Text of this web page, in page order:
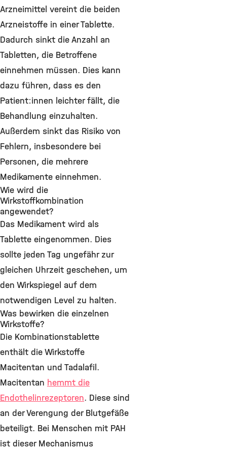
Arzneimittel vereint die beiden
Arzneistoffe in einer Tablette.
Dadurch sinkt die Anzahl an
Tabletten, die Betroffene
einnehmen müssen. Dies kann
dazu führen, dass es den
Patient:innen leichter fällt, die
Behandlung einzuhalten.
Außerdem sinkt das Risiko von
Fehlern, insbesondere bei
Personen, die mehrere
Medikamente einnehmen.
Wie wird die
Wirkstoffkombination
angewendet?
Das Medikament wird als
Tablette eingenommen. Dies
sollte jeden Tag ungefähr zur
gleichen Uhrzeit geschehen, um
den Wirkspiegel auf dem
notwendigen Level zu halten.
Was bewirken die einzelnen
Wirkstoffe?
Die Kombinationstablette
enthält die Wirkstoffe
Macitentan und Tadalafil.
Macitentan hemmt die
Endothelinrezeptoren. Diese sind
an der Verengung der Blutgefäße
beteiligt. Bei Menschen mit PAH
ist dieser Mechanismus